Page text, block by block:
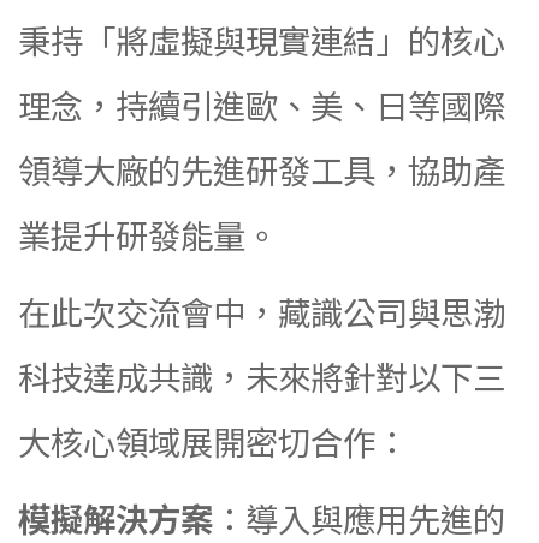
秉持「將虛擬與現實連結」的核心
理念，持續引進歐、美、日等國際
領導大廠的先進研發工具，協助產
業提升研發能量。
在此次交流會中，藏識公司與思渤
科技達成共識，未來將針對以下三
大核心領域展開密切合作：
模擬解決方案 ：導入與應用先進的